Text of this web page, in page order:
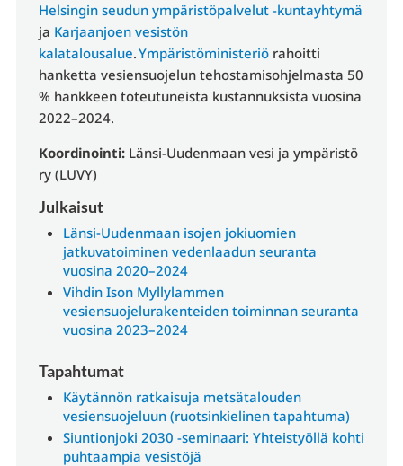
Helsingin seudun ympäristöpalvelut -kuntayhtymä
ja Karjaanjoen vesistön
kalatalousalue.Ympäristöministeriörahoitti
hanketta vesiensuojelun tehostamisohjelmasta 50
% hankkeen toteutuneista kustannuksista vuosina
2022–2024.
Koordinointi:Länsi-Uudenmaan vesi ja ympäristö
ry (LUVY)
Julkaisut
Länsi-Uudenmaan isojen jokiuomien
jatkuvatoiminen vedenlaadun seuranta
vuosina 2020–2024
Vihdin Ison Myllylammen
vesiensuojelurakenteiden toiminnan seuranta
vuosina 2023–2024
Tapahtumat
Käytännön ratkaisuja metsätalouden
vesiensuojeluun (ruotsinkielinen tapahtuma)
Siuntionjoki 2030 -seminaari: Yhteistyöllä kohti
puhtaampia vesistöjä